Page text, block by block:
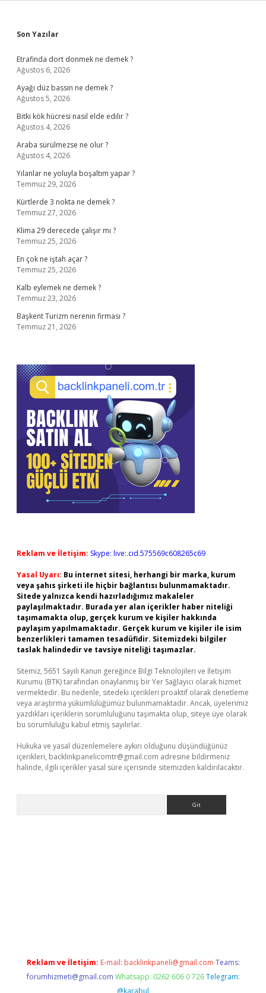
Sidebar
Son Yazılar
Etrafinda dort donmek ne demek ?
Ağustos 6, 2026
Ayağı düz bassın ne demek ?
Ağustos 5, 2026
Bitki kök hücresi nasıl elde edilir ?
Ağustos 4, 2026
Araba sürülmezse ne olur ?
Ağustos 4, 2026
Yılanlar ne yoluyla boşaltım yapar ?
Temmuz 29, 2026
Kürtlerde 3 nokta ne demek ?
Temmuz 27, 2026
Klima 29 derecede çalışır mı ?
Temmuz 25, 2026
En çok ne iştah açar ?
Temmuz 25, 2026
Kalb eylemek ne demek ?
Temmuz 23, 2026
Başkent Turizm nerenin firması ?
Temmuz 21, 2026
Reklam ve İletişim: Skype: live:.cid.575569c608265c69
Yasal Uyarı: Bu internet sitesi, herhangi bir marka, kurum
veya şahıs şirketi ile hiçbir bağlantısı bulunmamaktadır.
Sitede yalnızca kendi hazırladığımız makaleler
paylaşılmaktadır. Burada yer alan içerikler haber niteliği
taşımamakta olup, gerçek kurum ve kişiler hakkında
paylaşım yapılmamaktadır. Gerçek kurum ve kişiler ile isim
benzerlikleri tamamen tesadüfidir. Sitemizdeki bilgiler
taslak halindedir ve tavsiye niteliği taşımazlar.
Sitemiz, 5651 Sayılı Kanun gereğince Bilgi Teknolojileri ve İletişim
Kurumu (BTK) tarafından onaylanmış bir Yer Sağlayıcı olarak hizmet
vermektedir. Bu nedenle, sitedeki içerikleri proaktif olarak denetleme
veya araştırma yükümlülüğümüz bulunmamaktadır. Ancak, üyelerimiz
yazdıkları içeriklerin sorumluluğunu taşımakta olup, siteye üye olarak
bu sorumluluğu kabul etmiş sayılırlar.
Hukuka ve yasal düzenlemelere aykırı olduğunu düşündüğünüz
içerikleri, backlinkpanelicomtr@gmail.com adresine bildirmeniz
halinde, ilgili içerikler yasal süre içerisinde sitemizden kaldırılacaktır.
Reklam ve İletişim: E-mail: backlinkpaneli@gmail.com Teams:
forumhizmeti@gmail.com Whatsapp: 0262 606 0 726 Telegram:
@karabul